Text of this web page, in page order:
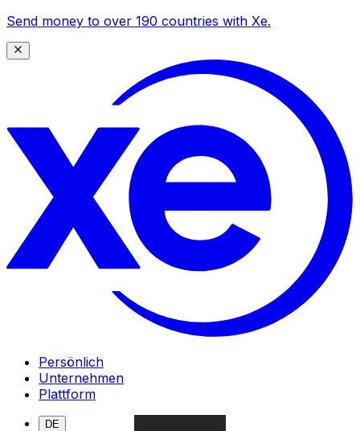
Send money to over 190 countries with Xe.
Persönlich
Unternehmen
Plattform
DE